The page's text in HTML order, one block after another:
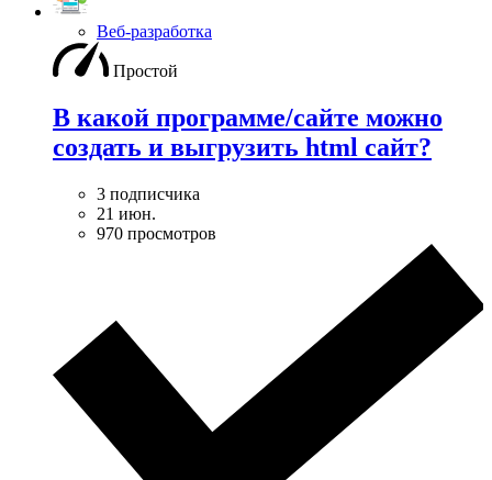
Веб-разработка
Простой
В какой программе/сайте можно
создать и выгрузить html сайт?
3 подписчика
21 июн.
970 просмотров